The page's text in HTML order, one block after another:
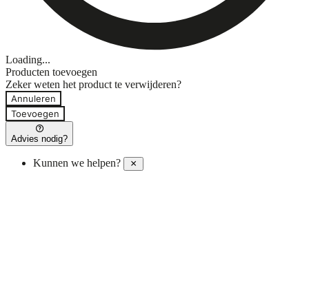
Loading...
Producten toevoegen
Zeker weten het product te verwijderen?
Annuleren
Toevoegen
Advies nodig?
Kunnen we helpen?